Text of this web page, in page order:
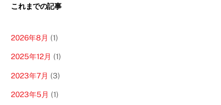
これまでの記事
2026年8月 (1)
2025年12月 (1)
2023年7月 (3)
2023年5月 (1)